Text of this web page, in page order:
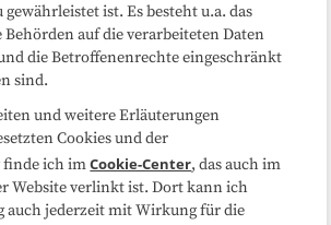
ist. Es besteht u.a. das
Behörden auf die verarbeiteten Daten
die Betroffenenrechte eingeschränkt
sind.
und weitere Erläuterungen
Cookies und der
finde ich imCookie-Center, das auch im
Website verlinkt ist. Dort kann ich
auch jederzeit mit Wirkung für die